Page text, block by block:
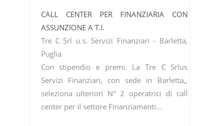
CALL CENTER PER FINANZIARIA CON
ASSUNZIONE A T.I.
Tre C Srl u.s. Servizi Finanziari - Barletta,
Puglia
Con stipendio e premi. La Tre C Srlus
Servizi Finanziari, con sede in Barletta,,
seleziona ulteriori N° 2 operatrici di call
center per il settore Finanziamenti...